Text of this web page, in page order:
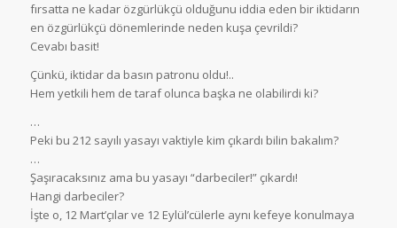
fırsatta ne kadar özgürlükçü olduğunu iddia eden bir iktidarın
en özgürlükçü dönemlerinde neden kuşa çevrildi?
Cevabı basit!
Çünkü, iktidar da basın patronu oldu!..
Hem yetkili hem de taraf olunca başka ne olabilirdi ki?
…
Peki bu 212 sayılı yasayı vaktiyle kim çıkardı bilin bakalım?
…
Şaşıracaksınız ama bu yasayı “darbeciler!” çıkardı!
Hangi darbeciler?
İşte o, 12 Mart’çılar ve 12 Eylül’cülerle aynı kefeye konulmaya